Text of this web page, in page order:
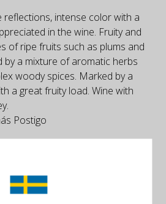
intense color with a
in the wine. Fruity and
of ripe fruits such as plums and
by a mixture of aromatic herbs
woody spices. Marked by a
a great fruity load. Wine with
Postigo